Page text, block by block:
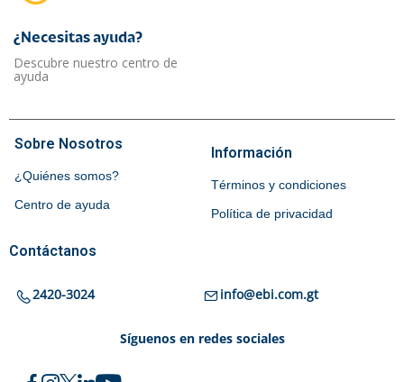
¿Necesitas ayuda?​
Descubre nuestro centro de
ayuda
Sobre Nosotros
¿Quiénes somos?
Centro de ayuda
Información
Términos y condiciones
Política de privacidad
Contáctanos
2420-3024 info@ebi.com.gt
Síguenos en redes sociales